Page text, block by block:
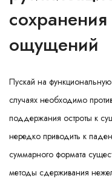
ощущений
Пускай на
случаях необходимо
поддержания остроты к
нередко приводить к
суммарного формата
методы сдерживания